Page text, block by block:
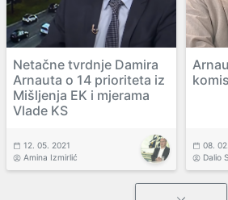
Netačne tvrdnje Damira
Arnauta o 14 prioriteta iz
Mišljenja EK i mjerama
Vlade KS
12. 05. 2021
Amina Izmirlić
08.
Dalio